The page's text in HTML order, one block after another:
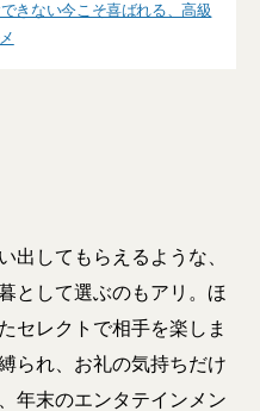
きない今こそ喜ばれる、高級
出してもらえるような、
として選ぶのもアリ。ほ
セレクトで相手を楽しま
られ、お礼の気持ちだけ
年末のエンタテインメン